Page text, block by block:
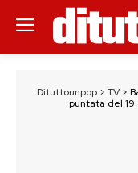
Dituttounpop> TV>
puntata del